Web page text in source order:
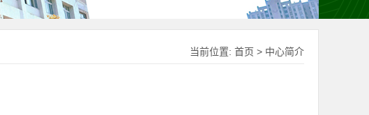
当前位置: 首页 > 中心简介